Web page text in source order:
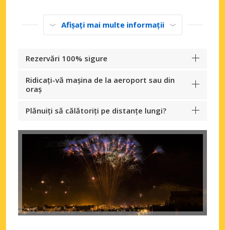
Afișați mai multe informații
Rezervări 100% sigure
Ridicați-vă mașina de la aeroport sau din
oraș
Plănuiți să călătoriți pe distanțe lungi?